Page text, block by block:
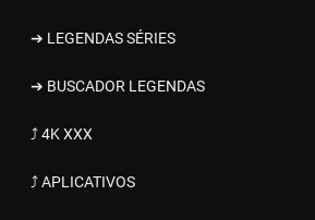
➔ LEGENDAS SÉRIES
➔ BUSCADOR LEGENDAS
⤴ 4K XXX
⤴ APLICATIVOS